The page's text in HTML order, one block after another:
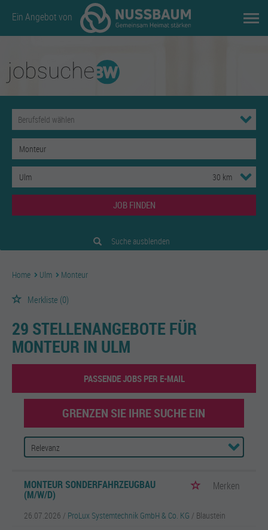
Ein Angebot von
JOB FINDEN
Suche ausblenden
Home Ulm Monteur
Merkliste (0)
29 STELLENANGEBOTE FÜR
MONTEUR IN ULM
PASSENDE JOBS PER E-MAIL
GRENZEN SIE IHRE SUCHE EIN
MONTEUR SONDERFAHRZEUGBAU
(M/W/D)
Merken
26.07.2026 / ProLux Systemtechnik GmbH & Co. KG / Blaustein